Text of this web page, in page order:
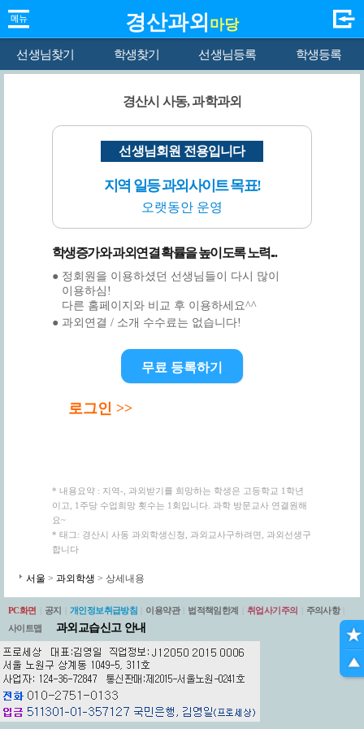
경산과외 마당
선생님찾기 학생찾기 선생님등록 학생등록
경산시 사동, 과학과외
선생님회원 전용입니다
지역 일등 과외사이트 목표!
오랫동안 운영
학생증가와 과외연결 확률을 높이도록 노력...
● 정회원을 이용하셨던 선생님들이 다시 많이
이용하심!
다른 홈페이지와 비교 후 이용하세요^^
● 과외연결 / 소개 수수료는 없습니다!
무료 등록하기
로그인 >>
* 내용요약 : 지역-, 과외받기를 희망하는 학생은 고등학교 1학년
이고, 1주당 수업희망 횟수는 1회입니다. 과학 방문교사 연결원해
요~
* 태그: 경산시 사동 과외학생신청, 과외교사구하려면, 과외선생구
합니다
서울 > 과외학생 > 상세내용
PC화면 공지 개인정보취급방침 이용약관 법적책임한계 취업사기주의 주의사항
사이트맵
과외교습신고 안내